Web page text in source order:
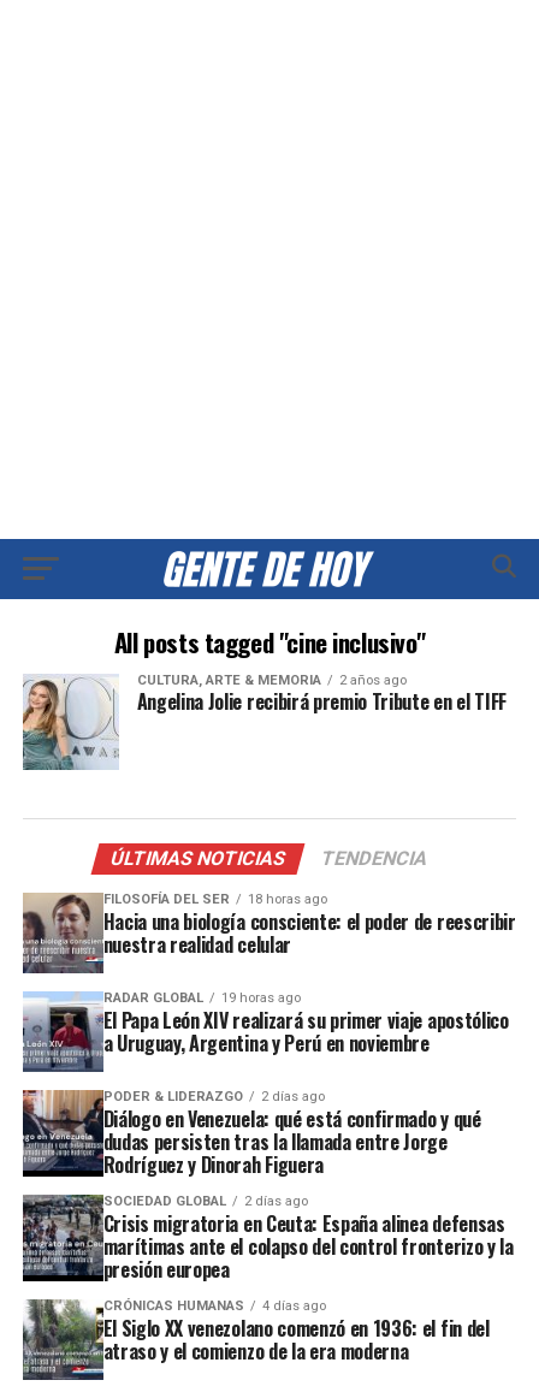
All posts tagged "cine inclusivo"
CULTURA, ARTE & MEMORIA 2 años ago
Angelina Jolie recibirá premio Tribute en el TIFF
ÚLTIMAS NOTICIAS TENDENCIA
FILOSOFÍA DEL SER 18 horas ago
Hacia una biología consciente: el poder de reescribir
nuestra realidad celular
RADAR GLOBAL 19 horas ago
El Papa León XIV realizará su primer viaje apostólico
a Uruguay, Argentina y Perú en noviembre
PODER & LIDERAZGO 2 días ago
Diálogo en Venezuela: qué está confirmado y qué
dudas persisten tras la llamada entre Jorge
Rodríguez y Dinorah Figuera
SOCIEDAD GLOBAL 2 días ago
Crisis migratoria en Ceuta: España alinea defensas
marítimas ante el colapso del control fronterizo y la
presión europea
CRÓNICAS HUMANAS 4 días ago
El Siglo XX venezolano comenzó en 1936: el fin del
atraso y el comienzo de la era moderna